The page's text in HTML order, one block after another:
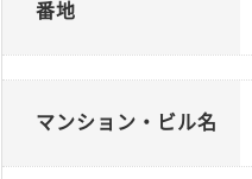
番地
マンション・ビル名